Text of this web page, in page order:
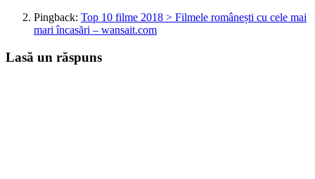
Pingback: Top 10 filme 2018 > Filmele românești cu cele mai
mari încasări – wansait.com
Lasă un răspuns